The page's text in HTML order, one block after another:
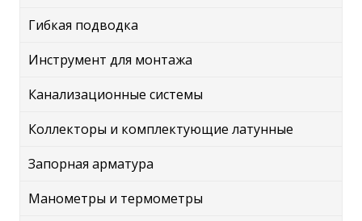
Гибкая подводка
Инструмент для монтажа
Канализационные системы
Коллекторы и комплектующие латунные
Запорная арматура
Манометры и термометры